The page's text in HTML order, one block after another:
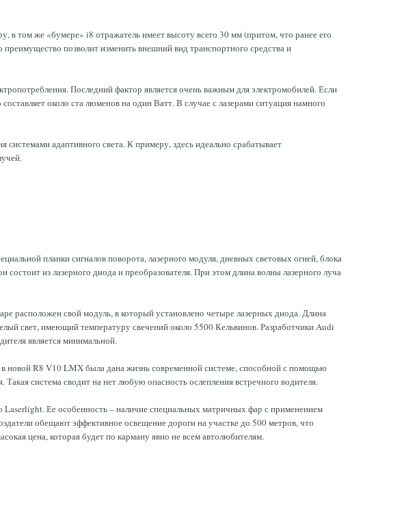
том же «бумере» i8 отражатель имеет высоту всего 30 мм (притом, что ранее его
позволит изменить внешний вид транспортного средства и
Последний фактор является очень важным для электромобилей. Если
около ста люменов на один Ватт. В случае с лазерами ситуация намного
адаптивного света. К примеру, здесь идеально срабатывает
планки сигналов поворота, лазерного модуля, дневных световых огней, блока
из лазерного диода и преобразователя. При этом длина волны лазерного луча
расположен свой модуль, в который установлено четыре лазерных диода. Длина
свет, имеющий температуру свечений около 5500 Кельвинов. Разработчики Audi
является минимальной.
новой R8 V10 LMX была дана жизнь современной системе, способной с помощью
система сводит на нет любую опасность ослепления встречного водителя.
Ее особенность – наличие специальных матричных фар с применением
обещают эффективное освещение дороги на участке до 500 метров, что
цена, которая будет по карману явно не всем автолюбителям.